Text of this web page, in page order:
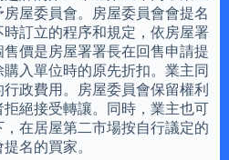
屋委員會。房屋委員會會提名
訂立的程序和規定，依房屋署
價是房屋署署長在回售申請提
入單位時的原先折扣。業主同
政費用。房屋委員會保留權利
絕接受轉讓。同時，業主也可
在居屋第二市場按自行議定的
名的買家。